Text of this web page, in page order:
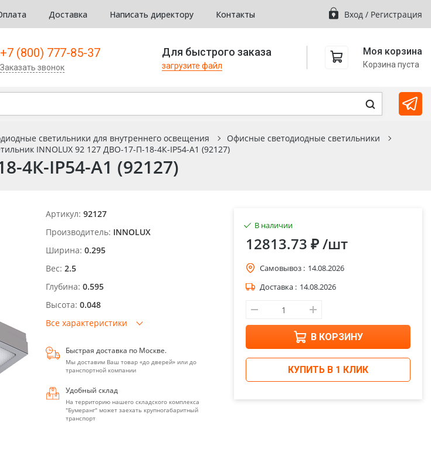
Доставка Написать директору Контакты Вход / Регистрация
+7 (800) 777-85-37
Заказать звонок
Для быстрого заказа
загрузите файл
Моя корзина
Корзина пуста
светильники для внутреннего освещения
Офисные светодиодные светильники
INNOLUX 92 127 ДВО-17-П-18-4К-IP54-A1 (92127)
4К-IP54-A1 (92127)
Артикул: 92127
Производитель: INNOLUX
Ширина: 0.295
Вес: 2.5
Глубина: 0.595
Высота: 0.048
Все характеристики
Быстрая доставка по Москве.
Мы доставим Ваш товар «до дверей» или до
транспортной компании
Удобный склад
На территорию нашего складского комплекса
"Бумеранг" может заехать крупногабаритный
транспорт
В наличии
12813.73 ₽/шт
Самовывоз : 14.08.2026
Доставка : 14.08.2026
В КОРЗИНУ
КУПИТЬ В 1 КЛИК